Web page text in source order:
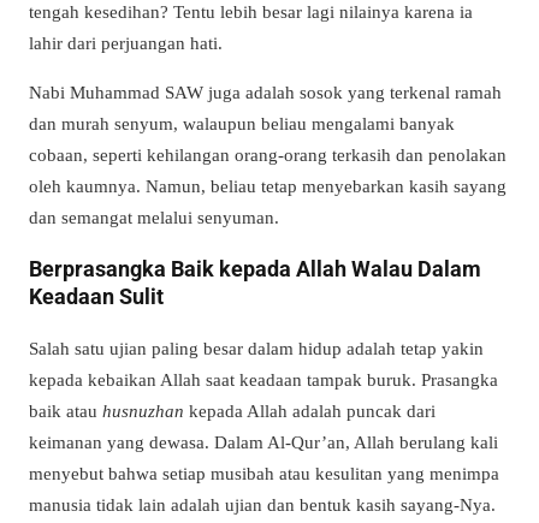
tengah kesedihan? Tentu lebih besar lagi nilainya karena ia
lahir dari perjuangan hati.
Nabi Muhammad SAW juga adalah sosok yang terkenal ramah
dan murah senyum, walaupun beliau mengalami banyak
cobaan, seperti kehilangan orang-orang terkasih dan penolakan
oleh kaumnya. Namun, beliau tetap menyebarkan kasih sayang
dan semangat melalui senyuman.
Berprasangka Baik kepada Allah Walau Dalam
Keadaan Sulit
Salah satu ujian paling besar dalam hidup adalah tetap yakin
kepada kebaikan Allah saat keadaan tampak buruk. Prasangka
baik atau husnuzhan kepada Allah adalah puncak dari
keimanan yang dewasa. Dalam Al-Qur’an, Allah berulang kali
menyebut bahwa setiap musibah atau kesulitan yang menimpa
manusia tidak lain adalah ujian dan bentuk kasih sayang-Nya.